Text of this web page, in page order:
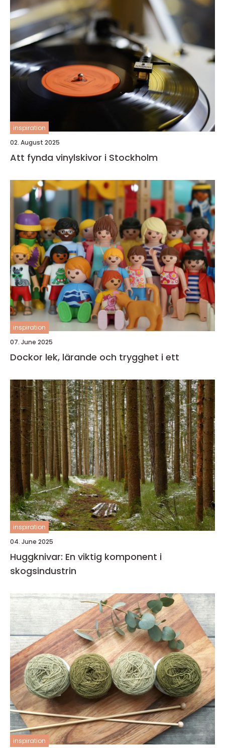
inspiration
02. August 2025
Att fynda vinylskivor i Stockholm
inspiration
07. June 2025
Dockor lek, lärande och trygghet i ett
inspiration
04. June 2025
Huggknivar: En viktig komponent i
skogsindustrin
inspiration